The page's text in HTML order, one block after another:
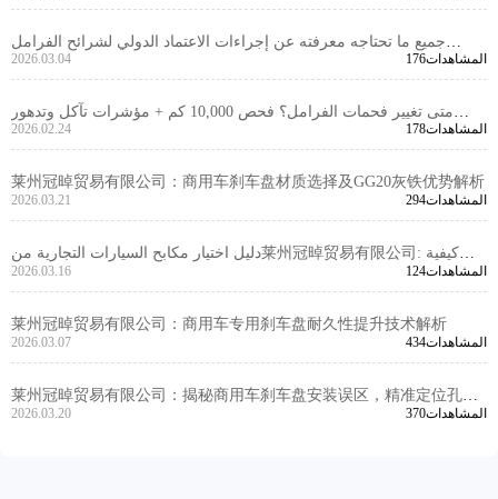
司
جميع ما تحتاجه معرفته عن إجراءات الاعتماد الدولي لشرائح الفرامل
2026.03.04 176المشاهدات
متى تغيير فحمات الفرامل؟ فحص 10,000 كم + مؤشرات تآكل وتدهور
الأداء | دليل صيانة عملي
2026.02.24 178المشاهدات
莱州冠晫贸易有限公司：商用车刹车盘材质选择及GG20灰铁优势解析
2026.03.21 294المشاهدات
دليل اختيار مكابح السيارات التجارية من莱州冠晫贸易有限公司: كيفية
اختيار المنتجات عالية الأداء التي تفي بمعايير E-MARK R90 وفقًا لنوع
السيارة
2026.03.16 124المشاهدات
莱州冠晫贸易有限公司：商用车专用刹车盘耐久性提升技术解析
2026.03.07 434المشاهدات
莱州冠晫贸易有限公司：揭秘商用车刹车盘安装误区，精准定位孔杜
绝制动失效
2026.03.20 370المشاهدات